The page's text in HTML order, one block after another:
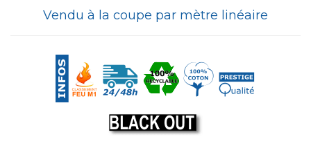
Vendu à la coupe par mètre linéaire